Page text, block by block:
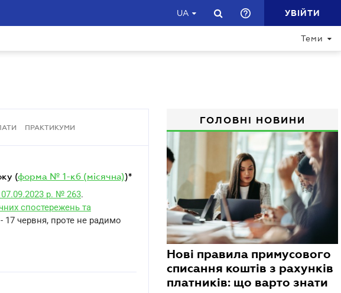
UA УВІЙТИ
Теми
ПРАКТИКУМИ
(форма № 1-кб (місячна))*
р. № 263.
спостережень та
17 червня, проте не радимо
ГОЛОВНІ НОВИНИ
Нові правила примусового
списання коштів з рахунків
платників: що варто знати